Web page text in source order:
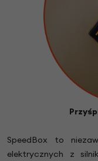
SpeedBox to
elektrycznych z